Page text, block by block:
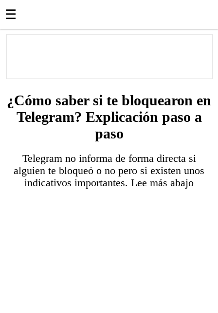
☰
¿Cómo saber si te bloquearon en
Telegram? Explicación paso a
paso
Telegram no informa de forma directa si
alguien te bloqueó o no pero si existen unos
indicativos importantes. Lee más abajo